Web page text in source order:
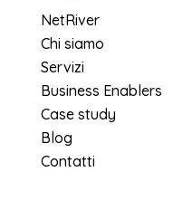
NetRiver
Chi siamo
Servizi
Business Enablers
Case study
Blog
Contatti